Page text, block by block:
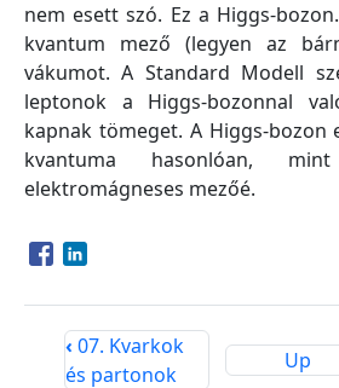
nem esett szó. Ez a Higgs-
kvantum mező (legyen az
vákumot. A Standard Modell
leptonok a Higgs-bozonnal
kapnak tömeget. A Higgs-bozon
kvantuma hasonlóan,
elektromágneses mezőé.
Opens in a new window
Opens in a new window
‹ 07. Kvarkok
és partonok
Up